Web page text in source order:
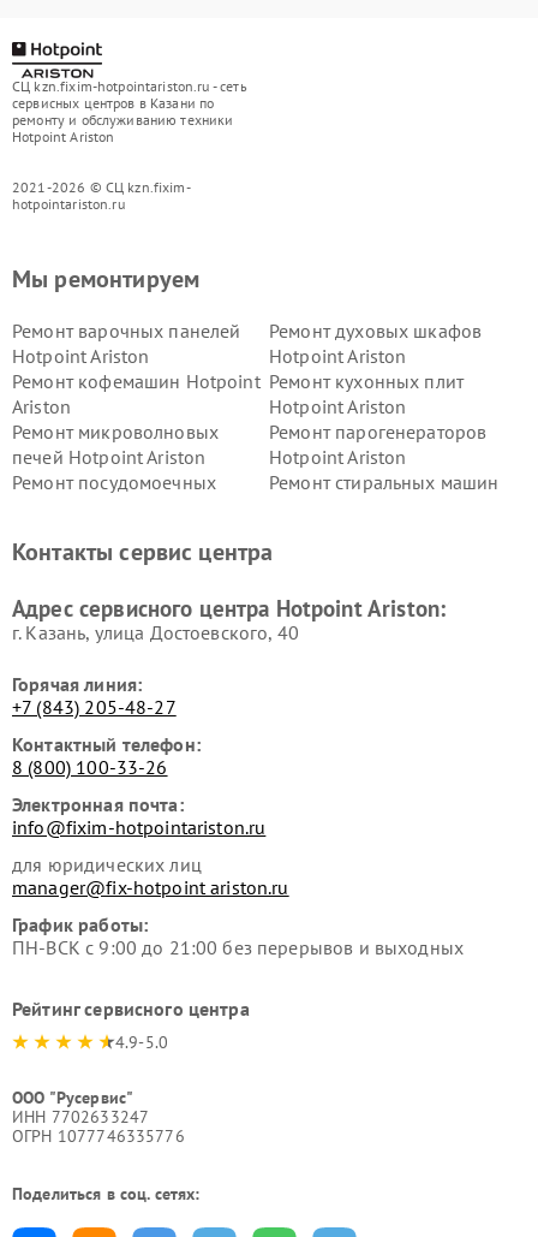
СЦ kzn.fixim-hotpointariston.ru - сеть
сервисных центров в Казани по
ремонту и обслуживанию техники
Hotpoint Ariston
2021-2026 © СЦ kzn.fixim-
hotpointariston.ru
Мы ремонтируем
Ремонт варочных панелей
Hotpoint Ariston
Ремонт духовых шкафов
Hotpoint Ariston
Ремонт кофемашин Hotpoint
Ariston
Ремонт кухонных плит
Hotpoint Ariston
Ремонт микроволновых
печей Hotpoint Ariston
Ремонт парогенераторов
Hotpoint Ariston
Ремонт посудомоечных
Ремонт стиральных машин
Hotpoint Ariston
Hotpoint Ariston
Ariston
Hotpoint Ariston
Контакты сервис центра
Адрес сервисного центра Hotpoint Ariston:
г. Казань, улица Достоевского, 40
Горячая линия:
+7 (843) 205-48-27
Контактный телефон:
8 (800) 100-33-26
Электронная почта:
info@fixim-hotpointariston.ru
для юридических лиц
manager@fix-hotpoint ariston.ru
График работы:
ПН-ВСК с 9:00 до 21:00 без перерывов и выходных
Рейтинг сервисного центра
4.9-5.0
ООО "Русервис"
ИНН 7702633247
ОГРН 1077746335776
Поделиться в соц. сетях: